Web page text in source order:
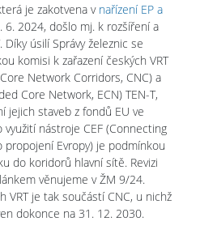
je zakotvena v nařízení EP a
6. 2024, došlo mj. k rozšíření a
úsilí Správy železnic se
komisi k zařazení českých VRT
Network Corridors, CNC) a
Core Network, ECN) TEN-T,
jejich staveb z fondů EU ve
nástroje CEF (Connecting
propojení Evropy) je podmínkou
do koridorů hlavní sítě. Revizi
věnujeme v ŽM 9/24.
VRT je tak součástí CNC, u nichž
dokonce na 31. 12. 2030.